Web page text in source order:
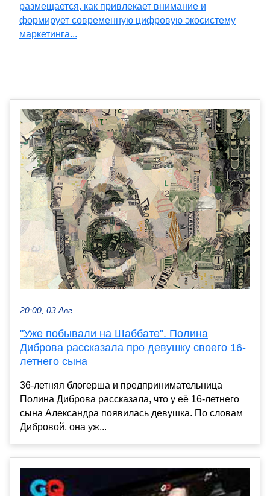
размещается, как привлекает внимание и
формирует современную цифровую экосистему
маркетинга...
20:00, 03 Авг
"Уже побывали на Шаббате". Полина
Диброва рассказала про девушку своего 16-
летнего сына
36-летняя блогерша и предпринимательница
Полина Диброва рассказала, что у её 16-летнего
сына Александра появилась девушка. По словам
Дибровой, она уж...